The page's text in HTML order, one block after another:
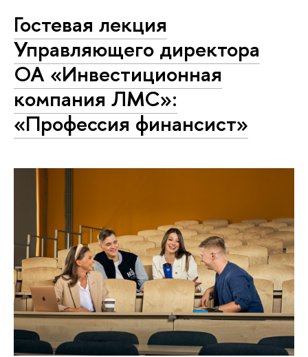
Гостевая лекция
Управляющего директора
ОА «Инвестиционная
компания ЛМС»:
«Профессия финансист»